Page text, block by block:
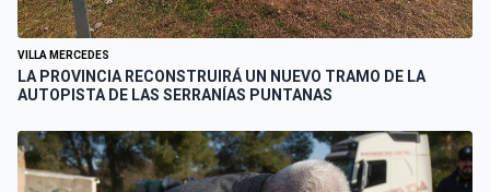
VILLA MERCEDES
LA PROVINCIA RECONSTRUIRÁ UN NUEVO TRAMO DE LA
AUTOPISTA DE LAS SERRANÍAS PUNTANAS